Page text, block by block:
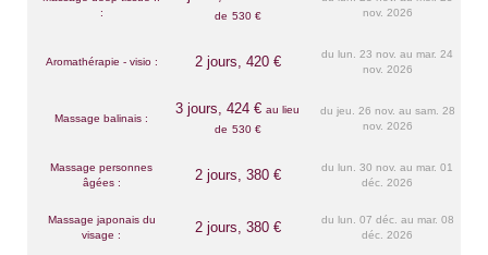
:
de 530 €
nov. 2026
Aromathérapie - visio : 2 jours, 420 €
du lun. 23 nov. au mar. 24
nov. 2026
Massage balinais :
3 jours, 424 € au lieu
de 530 €
du jeu. 26 nov. au sam. 28
nov. 2026
Massage personnes
âgées :
2 jours, 380 €
du lun. 30 nov. au mar. 01
déc. 2026
Massage japonais du
visage :
2 jours, 380 €
du lun. 07 déc. au mar. 08
déc. 2026